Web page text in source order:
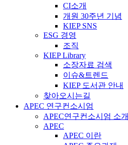
CI소개
개원 30주년 기념
KIEP SNS
ESG 경영
조직
KIEP Library
소장자료 검색
이슈&트렌드
KIEP 도서관 안내
찾아오시는길
APEC 연구컨소시엄
APEC연구컨소시엄 소개
APEC
APEC 이란